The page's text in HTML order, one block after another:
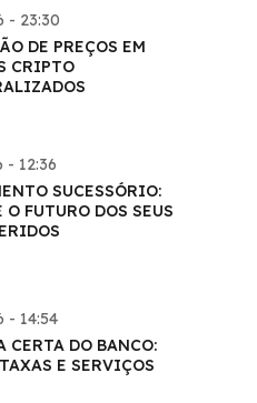
- 23:30
DE PREÇOS EM
CRIPTO
- 12:36
SUCESSÓRIO:
FUTURO DOS SEUS
- 14:54
CERTA DO BANCO:
E SERVIÇOS